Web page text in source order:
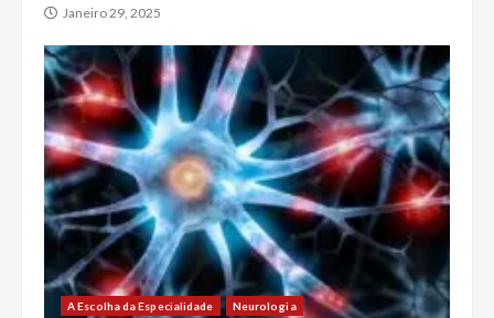
Janeiro 29, 2025
A Escolha da Especialidade Neurologia